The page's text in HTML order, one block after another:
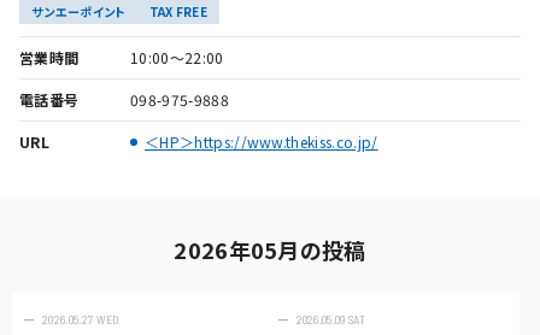
サンエーポイント TAX FREE
営業時間 10:00～22:00
電話番号 098-975-9888
URL ＜HP＞https://www.thekiss.co.jp/
2026年05月の投稿
2026.05.27 WED 2026.05.09 SAT